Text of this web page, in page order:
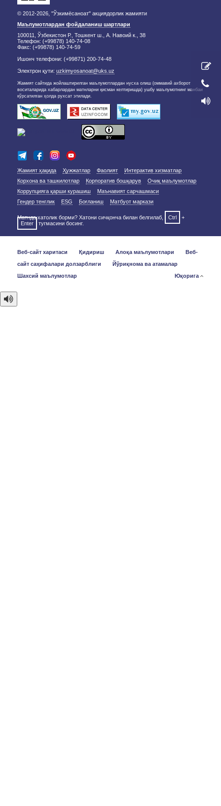
© 2012-2026, "Ўзкимёсаноат" акциядорлик жамияти
Маълумотлардан фойдаланиш шартлари
100011, Ўзбекистон Р., Тошкент ш., А. Навоий к., 38
Телефон: (+99878) 140-74-08
Факс: (+99878) 140-74-59
Ишонч телефони: (+99871) 200-74-48
Электрон қути: uzkimyosanoat@uks.uz
Жамият сайтида жойлаштирилган маълумотлардан нусха олиш (оммавий ахборот
воситаларида хабарлардан матнларни қисман келтиришда) ушбу маълумотнинг манбаи
кўрсатилган ҳолда рухсат этилади.
Жамият ҳақида Ҳужжатлар Фаолият
Интерактив хизматлар
Корхона ва ташкилотлар
Корпоратив бошқарув
Очиқ маълумотлар
Коррупцияга қарши курашиш
Маънавият сарчашмаси
Гендер тенглик
ESG Боғланиш Матбуот маркази
Матнда хатолик борми? Хатони сичқонча билан белгилаб, Ctrl
+
Enter
тугмасини босинг.
Веб-сайт харитаси Қидириш Алоқа маълумотлари
Веб-
сайт саҳифалари долзарблиги
Йўриқнома ва атамалар
Шахсий маълумотлар
Юқорига